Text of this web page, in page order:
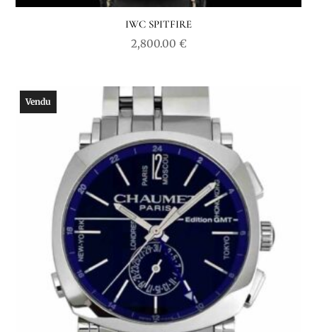
IWC SPITFIRE
2,800.00 €
Vendu